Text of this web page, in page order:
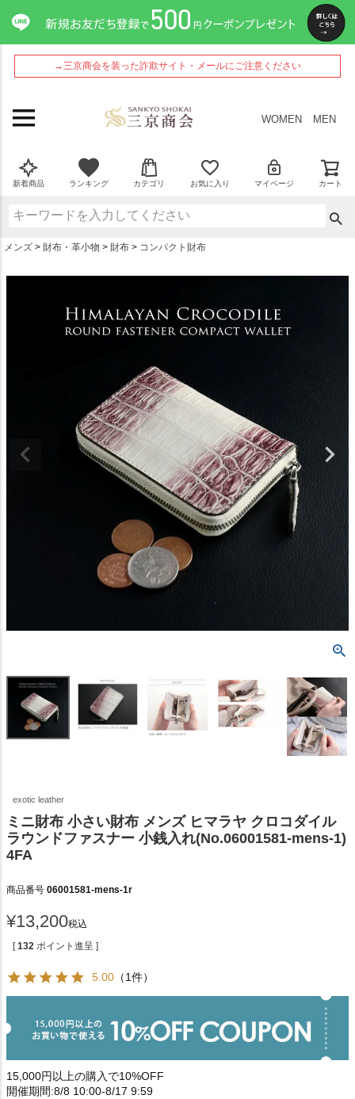
→三京商会を装った詐欺サイト・メールにご注意ください
WOMEN MEN
新着商品 ランキング カテゴリ お気に入り マイページ カート
メンズ 財布・革小物 財布 コンパクト財布
exotic leather
ミニ財布 小さい財布 メンズ ヒマラヤ クロコダイル
ラウンドファスナー 小銭入れ(No.06001581-mens-1)
4FA
商品番号 06001581-mens-1r
¥13,200税込
[ 132 ポイント進呈 ]
5.00 （1件）
15,000円以上の購入で10%OFF
開催期間:8/8 10:00-8/17 9:59
ペー
ジト
ップ
へ